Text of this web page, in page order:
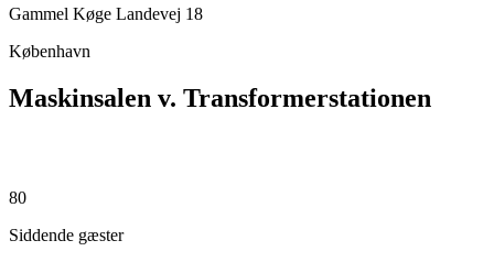
Gammel Køge Landevej 18
København
Maskinsalen v. Transformerstationen
80
Siddende gæster